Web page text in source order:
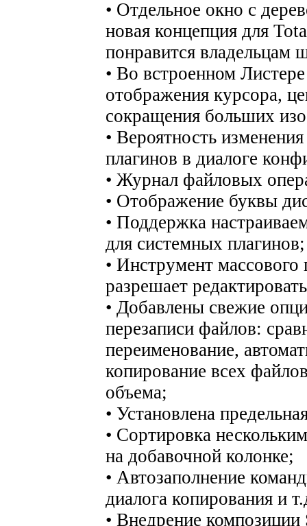
• Отдельное окно с
новая концепция для
понравится
• Во встроенном
отображения курсора,
сокращения больших
• Вероятность
плагинов в диалоге
• Журнал файловых
• Отображение буквы
• Поддержка
для системных плагинов;
• Инструмент
разрешает
• Добавлены свежие
перезаписи файлов:
переименование,
копирование всех
объема;
• Установлена
• Сортировка
на добавочной колонке;
• Автозаполнение
диалога копирования и
• Внедрение